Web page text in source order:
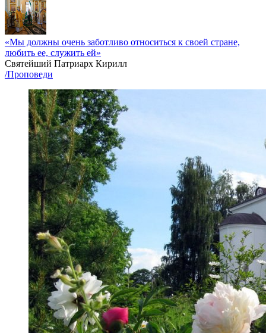
«Мы должны очень заботливо относиться к своей стране,
любить ее, служить ей»
Святейший Патриарх Кирилл
/Проповеди